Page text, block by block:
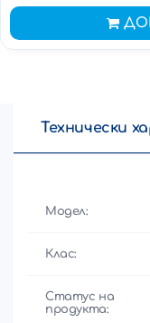
Технически
Модел:
Клас:
Статус на
продукта: